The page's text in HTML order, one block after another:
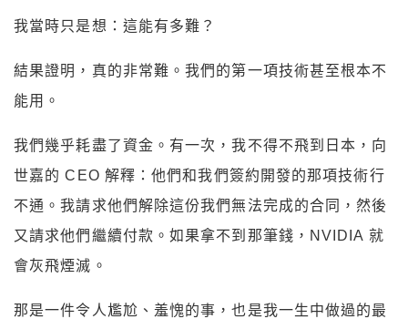
我當時只是想：這能有多難？
結果證明，真的非常難。我們的第一項技術甚至根本不
能用。
我們幾乎耗盡了資金。有一次，我不得不飛到日本，向
世嘉的 CEO 解釋：他們和我們簽約開發的那項技術行
不通。我請求他們解除這份我們無法完成的合同，然後
又請求他們繼續付款。如果拿不到那筆錢，NVIDIA 就
會灰飛煙滅。
那是一件令人尷尬、羞愧的事，也是我一生中做過的最